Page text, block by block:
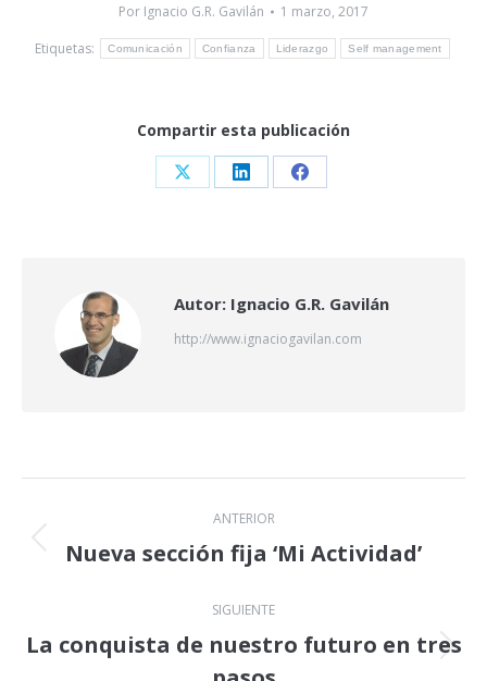
Por Ignacio G.R. Gavilán
1 marzo, 2017
Etiquetas:
Comunicación Confianza Liderazgo Self management
Compartir esta publicación
Share Share Share
Autor: Ignacio G.R. Gavilán
http://www.ignaciogavilan.com
Navegación
entre
publicaciones
ANTERIOR
Publicación
Nueva sección fija ‘Mi Actividad’
SIGUIENTE
Publicación
La conquista de nuestro futuro en tres